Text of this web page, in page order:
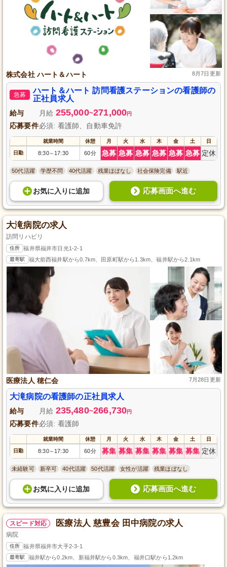
株式会社 ハート＆ハート 8月7日更新
急募
ハート＆ハート 訪問看護ステーションの看護師の
正社員求人
給与 月給 255,000~271,000円
応募要件必須: 看護師、自動車免許
就業時間 休憩 月 火 水 木 金 土 日
日勤 8:30～ 17:30 60分 急募 急募 急募 急募 急募 急募 定休
50代活躍 学歴不問 40代活躍 残業ほぼなし 社会保険完備 駅近
お気に入り に追加 応募画面へ進む
大滝病院の求人
訪問リハビリ
住所 福井県福井市日光1-2-1
最寄駅 福大前西福井駅から0.7km、田原町駅から1.3km、福井駅から2.1km
医療法人 穂仁会 7月28日更新
大滝病院の看護師の正社員求人
給与 月給 235,480~266,730円
応募要件必須: 看護師
就業時間 休憩 月 火 水 木 金 土 日
日勤 8:30～ 17:30 60分 募集 募集 募集 募集 募集 募集 定休
未経験可 新卒可 40代活躍 50代活躍 女性が活躍 残業ほぼなし
お気に入り に追加 応募画面へ進む
スピード対応 医療法人 慈豊会 田中病院の求人
病院
住所 福井県福井市大手2-3-1
最寄駅 福井駅から0.2km、新福井駅から0.3km、福井口駅から1.2km